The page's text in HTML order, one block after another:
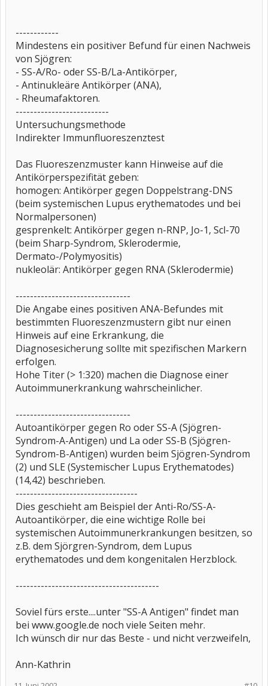
------------
Mindestens ein positiver Befund für einen Nachweis
von Sjögren:
- SS-A/Ro- oder SS-B/La-Antikörper,
- Antinukleäre Antikörper (ANA),
- Rheumafaktoren.
--------------------------
Untersuchungsmethode
Indirekter Immunfluoreszenztest
Das Fluoreszenzmuster kann Hinweise auf die
Antikörperspezifität geben:
homogen: Antikörper gegen Doppelstrang-DNS
(beim systemischen Lupus erythematodes und bei
Normalpersonen)
gesprenkelt: Antikörper gegen n-RNP, Jo-1, Scl-70
(beim Sharp-Syndrom, Sklerodermie,
Dermato-/Polymyositis)
nukleolär: Antikörper gegen RNA (Sklerodermie)
--------------------------------
Die Angabe eines positiven ANA-Befundes mit
bestimmten Fluoreszenzmustern gibt nur einen
Hinweis auf eine Erkrankung, die
Diagnosesicherung sollte mit spezifischen Markern
erfolgen.
Hohe Titer (> 1:320) machen die Diagnose einer
Autoimmunerkrankung wahrscheinlicher.
--------------------------------
Autoantikörper gegen Ro oder SS-A (Sjögren-
Syndrom-A-Antigen) und La oder SS-B (Sjögren-
Syndrom-B-Antigen) wurden beim Sjögren-Syndrom
(2) und SLE (Systemischer Lupus Erythematodes)
(14,42) beschrieben.
----------------------------------
Dies geschieht am Beispiel der Anti-Ro/SS-A-
Autoantikörper, die eine wichtige Rolle bei
systemischen Autoimmunerkrankungen besitzen, so
z.B. dem Sjörgren-Syndrom, dem Lupus
erythematodes und dem kongenitalen Herzblock.
----------------------------------------
Soviel fürs erste....unter "SS-A Antigen" findet man
bei www.google.de noch viele Seiten mehr.
Ich wünsch dir nur das Beste - und nicht verzweifeln,
Ann-Kathrin